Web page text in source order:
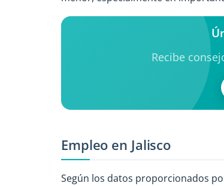
Recibe
Empleo en Jalisco
Según los datos proporcionados